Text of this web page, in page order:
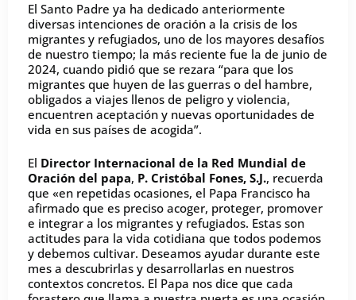
El Santo Padre ya ha dedicado anteriormente
diversas intenciones de oración a la crisis de los
migrantes y refugiados, uno de los mayores desafíos
de nuestro tiempo; la más reciente fue la de junio de
2024, cuando pidió que se rezara “para que los
migrantes que huyen de las guerras o del hambre,
obligados a viajes llenos de peligro y violencia,
encuentren aceptación y nuevas oportunidades de
vida en sus países de acogida”.
El Director Internacional de la Red Mundial de
Oración del papa, P. Cristóbal Fones, S.J., recuerda
que «en repetidas ocasiones, el Papa Francisco ha
afirmado que es preciso acoger, proteger, promover
e integrar a los migrantes y refugiados. Estas son
actitudes para la vida cotidiana que todos podemos
y debemos cultivar. Deseamos ayudar durante este
mes a descubrirlas y desarrollarlas en nuestros
contextos concretos. El Papa nos dice que cada